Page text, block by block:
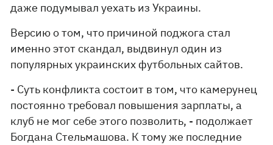
даже подумывал уехать из Украины.
Версию о том, что причиной поджога стал
именно этот скандал, выдвинул один из
популярных украинских футбольных сайтов.
- Суть конфликта состоит в том, что камерунец
постоянно требовал повышения зарплаты, а
клуб не мог себе этого позволить, - подолжает
Богдана Стельмашова. К тому же последние